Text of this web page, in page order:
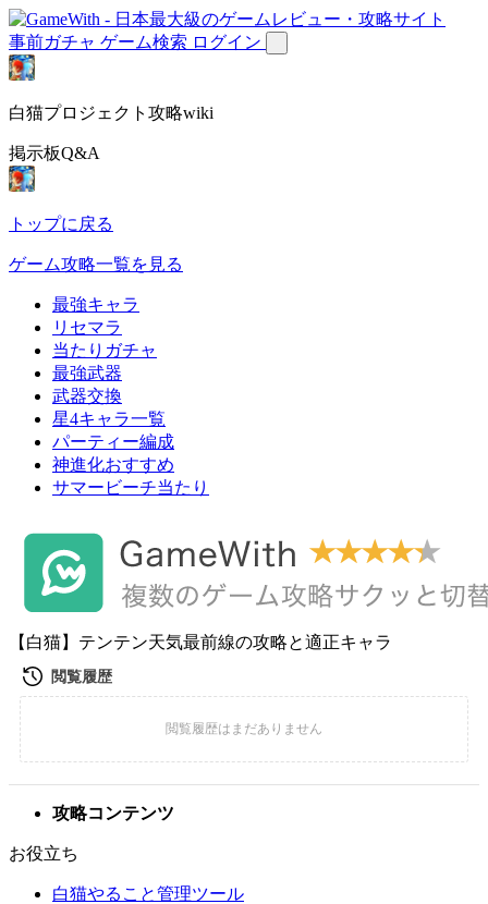
事前ガチャ ゲーム検索 ログイン
白猫プロジェクト攻略wiki
掲示板Q&A
トップに戻る
ゲーム攻略一覧を見る
最強キャラ
リセマラ
当たりガチャ
最強武器
武器交換
星4キャラ一覧
パーティー編成
神進化おすすめ
サマービーチ当たり
【白猫】テンテン天気最前線の攻略と適正キャラ
攻略コンテンツ
お役立ち
白猫やること管理ツール